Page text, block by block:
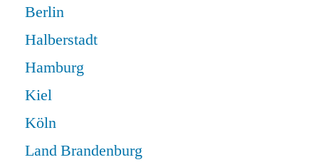
Berlin
Halberstadt
Hamburg
Kiel
Köln
Land Brandenburg